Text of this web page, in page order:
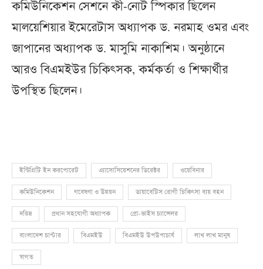
কমিউনিকেশন সেশনে কী-নোট স্পিকার ছিলেন
মালয়েশিয়ার ইমেরেটাস অধ্যাপক ড. নরমাহ ওমর এবং
জাপানের অধ্যাপক ড. মাসুমি নাকাশিম। অনুষ্ঠানে
আরও বিএমইউর চিকিৎসক, কর্মকর্তা ও শিক্ষার্থীর
উপস্থিত ছিলেন।
ইন্টিগ্রিটি ইন করপোরেট এ্যাসোসিয়েশনের ডিরেক্টর ওয়েবিনার
কমিউনিকেশন গবেষণা ও উন্নয়ন ডায়াবেটিস রোগী চিকিৎসা ব্যয় বহন
দরিদ্র প্রধান সহযোগী অধ্যাপক প্রো-ভাইস চ্যান্সেলর
বাংলাদেশ চাপ্টার বিএমইউ বিএমইউ উপউপাচার্য লাখ লাখ মানুষ
স্বাগত